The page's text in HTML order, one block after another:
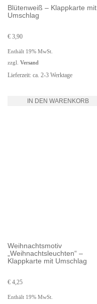
Blütenweiß – Klappkarte mit
Umschlag
€ 3,90
Enthält 19% MwSt.
zzgl. Versand
Lieferzeit: ca. 2-3 Werktage
IN DEN WARENKORB
Weihnachtsmotiv
„Weihnachtsleuchten“ –
Klappkarte mit Umschlag
€ 4,25
Enthält 19% MwSt.